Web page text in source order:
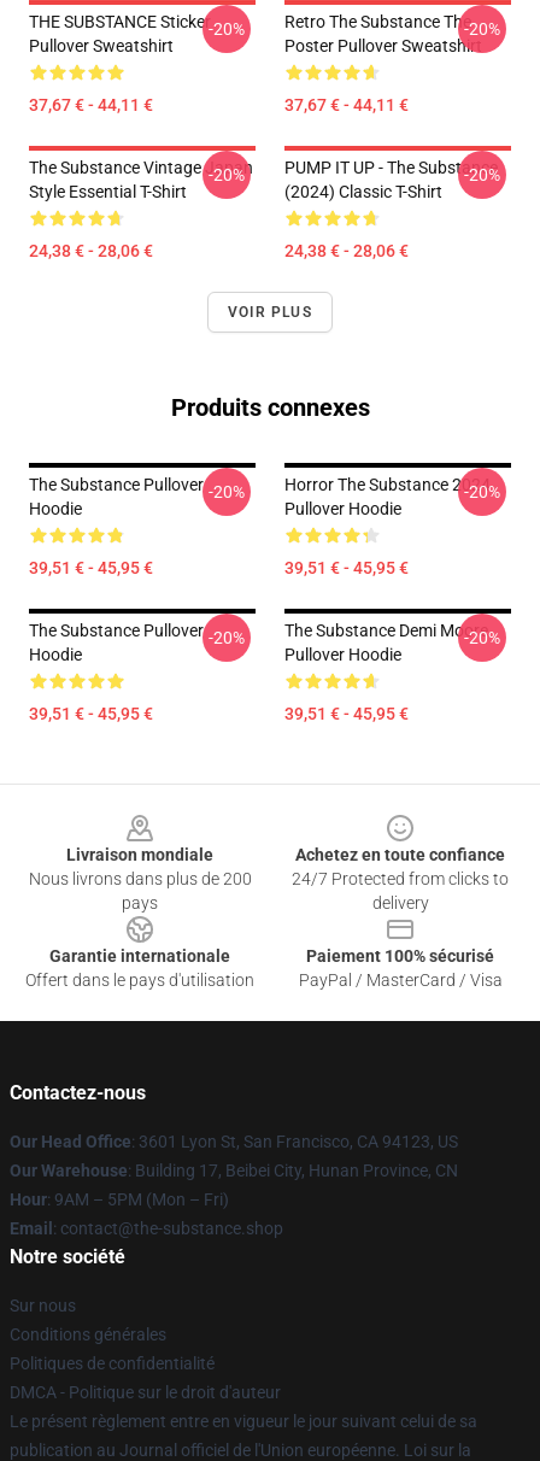
THE SUBSTANCE Sticker
Pullover Sweatshirt
37,67 € - 44,11 €
-20%
Retro The Substance The
Poster Pullover Sweatshirt
37,67 € - 44,11 €
-20%
The Substance Vintage Japan
Style Essential T-Shirt
24,38 € - 28,06 €
-20%
PUMP IT UP - The Substance
(2024) Classic T-Shirt
24,38 € - 28,06 €
-20%
VOIR PLUS
Produits connexes
The Substance Pullover
Hoodie
39,51 € - 45,95 €
-20%
Horror The Substance 2024
Pullover Hoodie
39,51 € - 45,95 €
-20%
The Substance Pullover
Hoodie
39,51 € - 45,95 €
-20%
The Substance Demi Moore
Pullover Hoodie
39,51 € - 45,95 €
-20%
Livraison mondiale
Nous livrons dans plus de 200
pays
Achetez en toute confiance
24/7 Protected from clicks to
delivery
Garantie internationale
Offert dans le pays d'utilisation
Paiement 100% sécurisé
PayPal / MasterCard / Visa
Contactez-nous
Our Head Office: 3601 Lyon St, San Francisco, CA 94123, US
Our Warehouse: Building 17, Beibei City, Hunan Province, CN
Hour: 9AM – 5PM (Mon – Fri)
Email : contact@the-substance.shop
Notre société
Sur nous
Conditions générales
Politiques de confidentialité
DMCA - Politique sur le droit d'auteur
Le présent règlement entre en vigueur le jour suivant celui de sa
publication au Journal officiel de l'Union européenne. Loi sur la